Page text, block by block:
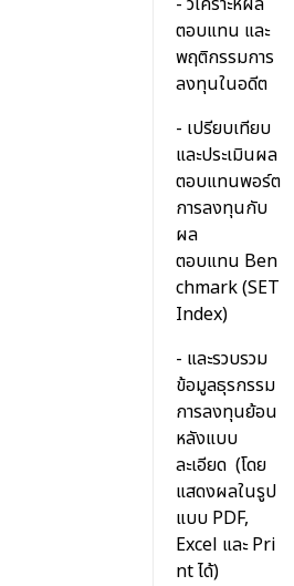
ตอบแทน และ
พฤติกรรมการ
ลงทุนในอดีต
- เปรียบเทียบ
และประเมินผล
ตอบแทนพอร์ต
การลงทุนกับ
ผล
ตอบแทน Ben
chmark (SET
Index)
- และรวบรวม
ข้อมูลธุรกรรม
การลงทุนย้อน
หลังแบบ
ละเอียด (โดย
แสดงผลในรูป
แบบ PDF,
Excel และ Pri
nt ได้)